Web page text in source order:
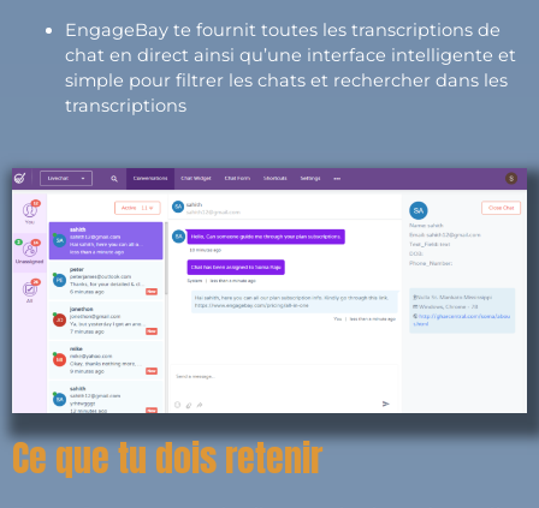
EngageBay te fournit toutes les transcriptions de
chat en direct ainsi qu’une interface intelligente et
simple pour filtrer les chats et rechercher dans les
transcriptions
Ce que tu dois retenir